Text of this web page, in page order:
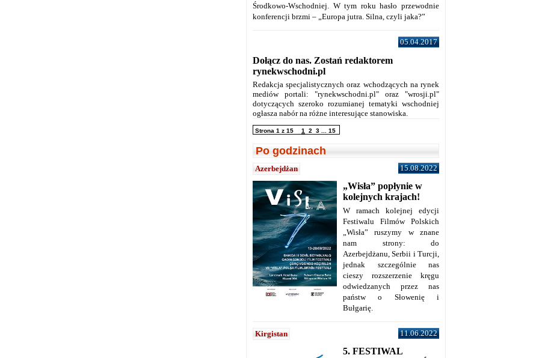
Środkowo-Wschodniej. W tym roku hasło przewodnie
konferencji brzmi – „Europa jutra. Silna, czyli jaka?”
05.04.2017
Dołącz do nas. Zostań redaktorem
rynekwschodni.pl
Redakcja specjalistycznych oraz wchodzących na rynek
mediów portali: "rynekwschodni.pl" oraz "wrosji.pl"
dotyczących szeroko rozumianej tematyki wschodniej
ogłasza nabór na różne interesujące stanowiska.
Strona 1 z 15 1 2 3 15
Po godzinach
Azerbejdżan 15.08.2022
„Wisła” popłynie w
kolejnych krajach!
W ramach kolejnej edycji
Festiwalu Filmów Polskich
„Wisła” ruszymy w znane
nam strony: do
Azerbejdżanu, Serbii i Turcji,
jednak szczególnie nas
cieszy rozszerzenie kręgu
odwiedzanych przez nas
państw o Słowenię i
Bułgarię.
Kirgistan 11.06.2022
5. FESTIWAL